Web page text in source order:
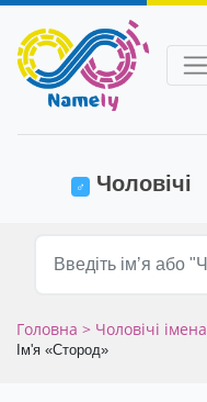
♂ Чоловічі
Головна > Чоловічі імена
Ім'я «Стород»